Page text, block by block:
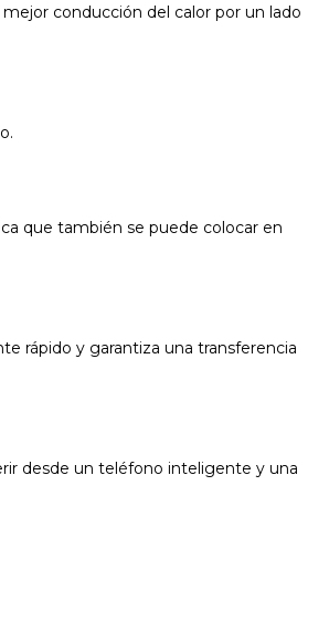
conducción del calor por un lado
que también se puede colocar en
rápido y garantiza una transferencia
desde un teléfono inteligente y una